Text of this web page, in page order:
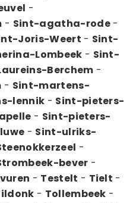
-
- Sint-agatha-rode-
Joris-Weert - Sint-
Lombeek - Sint-
Berchem -
- Sint-martens-
lennik - Sint-pieters-
- Sint-pieters-
- Sint-ulriks-
-
bever -
- Testelt - Tielt -
- Tollembeek -